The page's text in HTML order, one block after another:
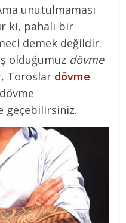
unutulmaması
ki, pahalı bir
demek değildir.
olduğumuz dövme
Toroslar dövme
geçebilirsiniz.